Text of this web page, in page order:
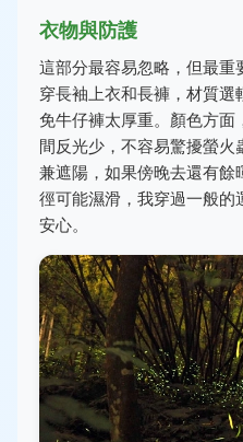
衣物與防護
這部分最容易忽略，但最
穿長袖上衣和長褲，材質
免牛仔褲太厚重。顏色方
間反光少，不容易驚擾螢
兼遮陽，如果傍晚去還有
徑可能濕滑，我穿過一般
安心。